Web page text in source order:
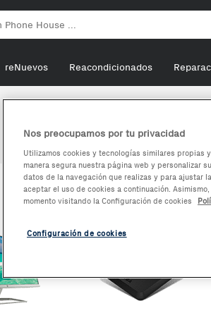
reNuevos Reacondicionados
Nos preocupamos por tu privacidad
Utilizamos cookies y tecnologías similares propias
manera segura nuestra página web y personalizar
datos de la navegación que realizas y para ajustar
aceptar el uso de cookies a continuación.
momento visitando la Configuración de cookies
Configuración de cookies